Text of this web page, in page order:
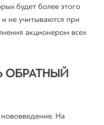
будет более этого
не учитываются при
акционером всех
ОБРАТНЫЙ
На